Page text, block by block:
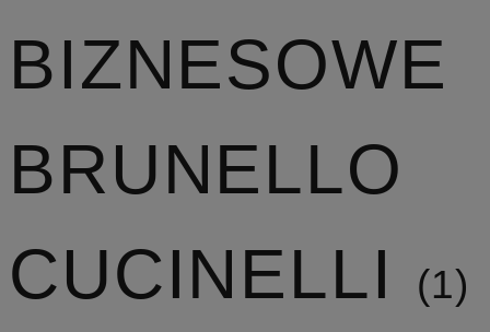
BIZNESOWE
BRUNELLO
CUCINELLI
1